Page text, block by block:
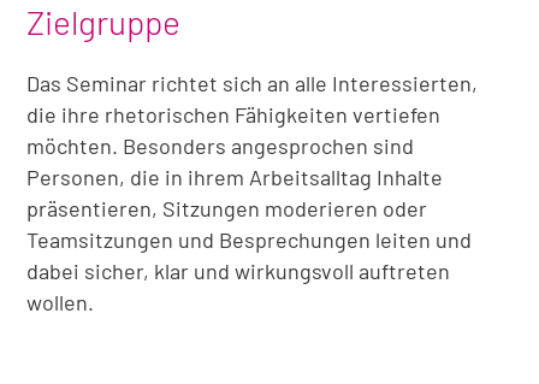
Zielgruppe
Das Seminar richtet sich an alle Interessierten,
die ihre rhetorischen Fähigkeiten vertiefen
möchten. Besonders angesprochen sind
Personen, die in ihrem Arbeitsalltag Inhalte
präsentieren, Sitzungen moderieren oder
Teamsitzungen und Besprechungen leiten und
dabei sicher, klar und wirkungsvoll auftreten
wollen.